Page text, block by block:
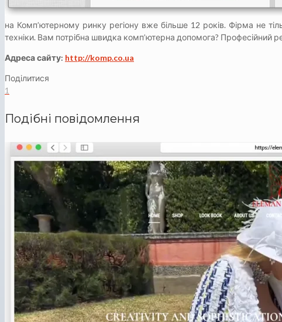
на Комп’ютерному ринку регіону вже більше 12 років. Фірма не
техніки. Вам потрібна швидка комп’ютерна допомога? Професійний
Адреса сайту: http://komp.co.ua
Поділитися
1
Подібні повідомлення